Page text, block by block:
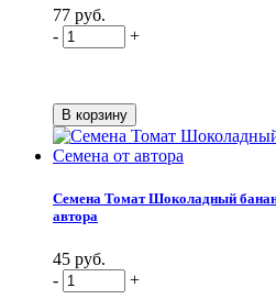
77 руб.
-
+
Семена Томат Шоколадный
автора
45 руб.
-
+